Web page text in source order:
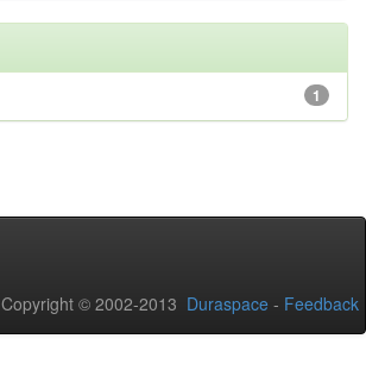
1
Copyright © 2002-2013 Duraspace - Feedback